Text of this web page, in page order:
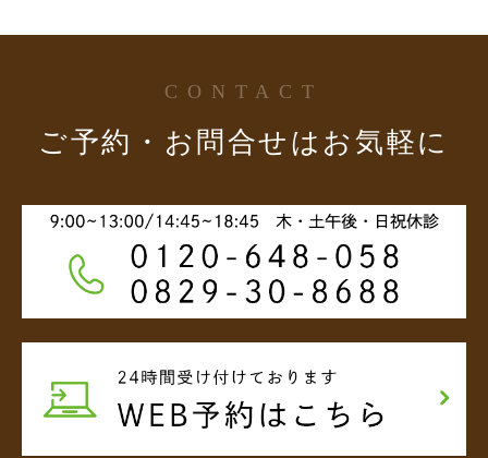
CONTACT
ご予約・お問合せはお気軽に